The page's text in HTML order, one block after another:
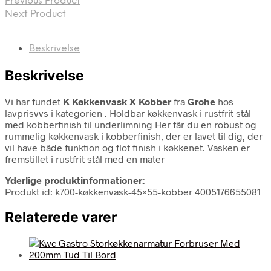
Next Product
Beskrivelse
Beskrivelse
Vi har fundet K Køkkenvask X Kobber fra Grohe hos
lavprisvvs i kategorien . Holdbar køkkenvask i rustfrit stål
med kobberfinish til underlimning Her får du en robust og
rummelig køkkenvask i kobberfinish, der er lavet til dig, der
vil have både funktion og flot finish i køkkenet. Vasken er
fremstillet i rustfrit stål med en mater
Yderlige produktinformationer:
Produkt id: k700-køkkenvask-45×55-kobber 4005176655081
Relaterede varer